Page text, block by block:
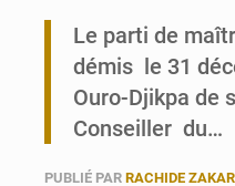
Le parti de
démis le 31
Ouro-Djikpa de
Conseiller du…
PUBLIÉ PAR RACHIDE